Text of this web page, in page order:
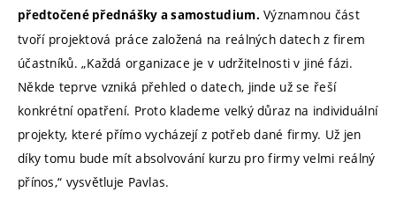
předtočené přednášky a samostudium. Významnou část
tvoří projektová práce založená na reálných datech z firem
účastníků. „Každá organizace je v udržitelnosti v jiné fázi.
Někde teprve vzniká přehled o datech, jinde už se řeší
konkrétní opatření. Proto klademe velký důraz na individuální
projekty, které přímo vycházejí z potřeb dané firmy. Už jen
díky tomu bude mít absolvování kurzu pro firmy velmi reálný
přínos,“ vysvětluje Pavlas.